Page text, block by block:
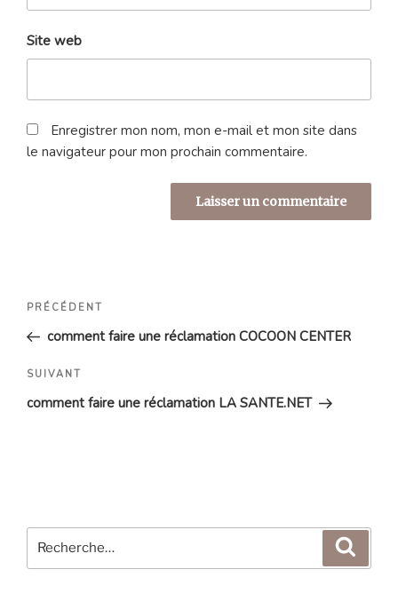
Site web
Enregistrer mon nom, mon e-mail et mon site dans
le navigateur pour mon prochain commentaire.
Navigation
l’article
Article
précédent
PRÉCÉDENT
comment faire une réclamation COCOON CENTER
Article
suivant
SUIVANT
comment faire une réclamation LA SANTE.NET
pour